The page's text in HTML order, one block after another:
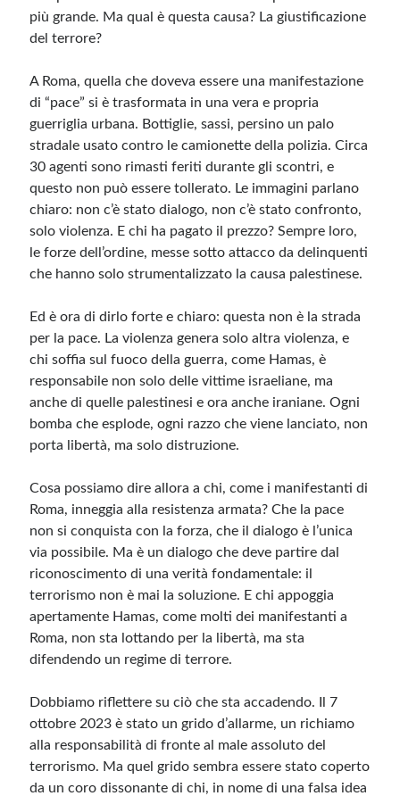
più grande. Ma qual è questa causa? La giustificazione
del terrore?
A Roma, quella che doveva essere una manifestazione
di “pace” si è trasformata in una vera e propria
guerriglia urbana. Bottiglie, sassi, persino un palo
stradale usato contro le camionette della polizia. Circa
30 agenti sono rimasti feriti durante gli scontri, e
questo non può essere tollerato. Le immagini parlano
chiaro: non c’è stato dialogo, non c’è stato confronto,
solo violenza. E chi ha pagato il prezzo? Sempre loro,
le forze dell’ordine, messe sotto attacco da delinquenti
che hanno solo strumentalizzato la causa palestinese.
Ed è ora di dirlo forte e chiaro: questa non è la strada
per la pace. La violenza genera solo altra violenza, e
chi soffia sul fuoco della guerra, come Hamas, è
responsabile non solo delle vittime israeliane, ma
anche di quelle palestinesi e ora anche iraniane. Ogni
bomba che esplode, ogni razzo che viene lanciato, non
porta libertà, ma solo distruzione.
Cosa possiamo dire allora a chi, come i manifestanti di
Roma, inneggia alla resistenza armata? Che la pace
non si conquista con la forza, che il dialogo è l’unica
via possibile. Ma è un dialogo che deve partire dal
riconoscimento di una verità fondamentale: il
terrorismo non è mai la soluzione. E chi appoggia
apertamente Hamas, come molti dei manifestanti a
Roma, non sta lottando per la libertà, ma sta
difendendo un regime di terrore.
Dobbiamo riflettere su ciò che sta accadendo. Il 7
ottobre 2023 è stato un grido d’allarme, un richiamo
alla responsabilità di fronte al male assoluto del
terrorismo. Ma quel grido sembra essere stato coperto
da un coro dissonante di chi, in nome di una falsa idea